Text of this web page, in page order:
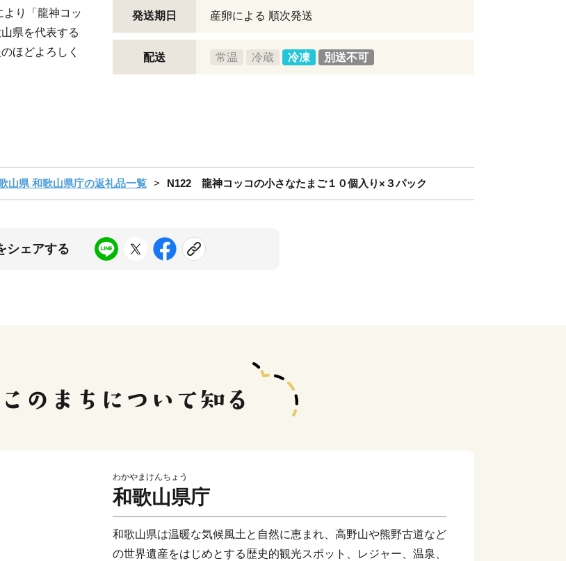
り「龍神コッ
県を代表する
ほどよろしく
発送期日 産卵による 順次発送
配送 常温 冷蔵 冷凍 別送不可
山県 和歌山県庁の返礼品一覧 N122 龍神コッコの小さなたまご１０個入り×３パック
シェアする
わかやまけんちょう
和歌山県庁
和歌山県は温暖な気候風土と自然に恵まれ、高野山や熊野古道など
の世界遺産をはじめとする歴史的観光スポット、レジャー、温泉、